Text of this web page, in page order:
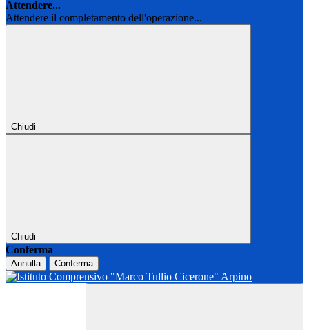
Attendere...
Attendere il completamento dell'operazione...
Chiudi
Chiudi
Conferma
Annulla Conferma